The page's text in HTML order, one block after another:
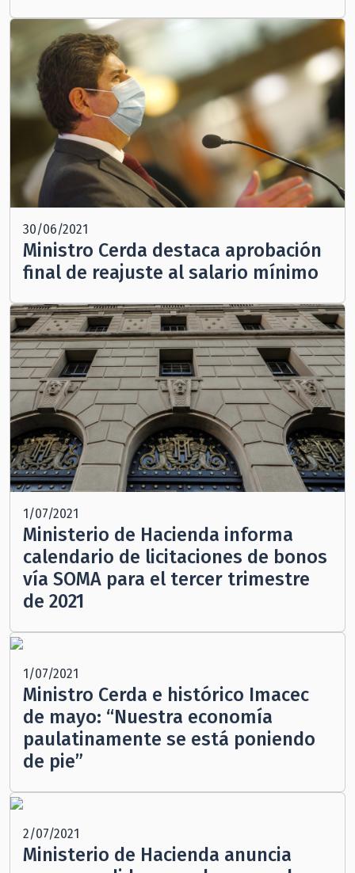
30/06/2021
Ministro Cerda destaca aprobación
final de reajuste al salario mínimo
1/07/2021
Ministerio de Hacienda informa
calendario de licitaciones de bonos
vía SOMA para el tercer trimestre
de 2021
1/07/2021
Ministro Cerda e histórico Imacec
de mayo: “Nuestra economía
paulatinamente se está poniendo
de pie”
2/07/2021
Ministerio de Hacienda anuncia